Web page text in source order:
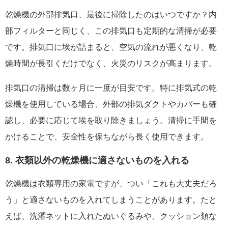
乾燥機の外部排気口、最後に掃除したのはいつですか？内
部フィルターと同じく、この排気口も定期的な清掃が必要
です。排気口に埃が詰まると、空気の流れが悪くなり、乾
燥時間が長引くだけでなく、火災のリスクが高まります。
排気口の清掃は数ヶ月に一度が目安です。特に排気式の乾
燥機を使用している場合、外部の排気ダクトやカバーも確
認し、必要に応じて埃を取り除きましょう。清掃に手間を
かけることで、安全性を保ちながら長く使用できます。
8. 衣類以外の乾燥機に適さないものを入れる
乾燥機は衣類専用の家電ですが、つい「これも大丈夫だろ
う」と適さないものを入れてしまうことがあります。たと
えば、洗濯ネットに入れたぬいぐるみや、クッション類な